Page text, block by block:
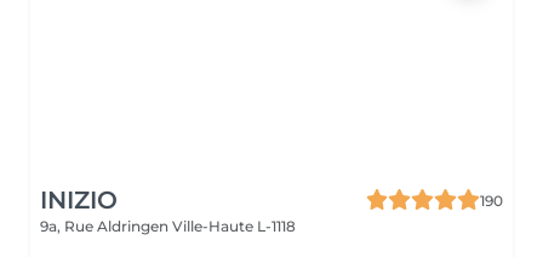
INIZIO
190
9a, Rue Aldringen Ville-Haute L-1118